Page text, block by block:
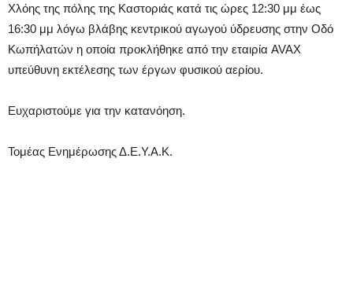
Χλόης της πόλης της Καστοριάς κατά τις ώρες 12:30 μμ έως
16:30 μμ λόγω βλάβης κεντρικού αγωγού ύδρευσης στην Οδό
Κωπήλατών η οποία προκλήθηκε από την εταιρία AVAX
υπεύθυνη εκτέλεσης των έργων φυσικού αερίου.
Ευχαριστούμε για την κατανόηση.
Τομέας Ενημέρωσης Δ.Ε.Υ.Α.Κ.